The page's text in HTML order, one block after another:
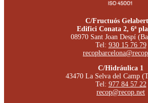
C/Fructuós
Edifici Conata 2, 6ª
08970 Sant Joan Despí
Tel: 930 15 76 79
C/Hidráulica 1
43470 La Selva del Camp
Tel: 977 84 57 22
recop@recop.net